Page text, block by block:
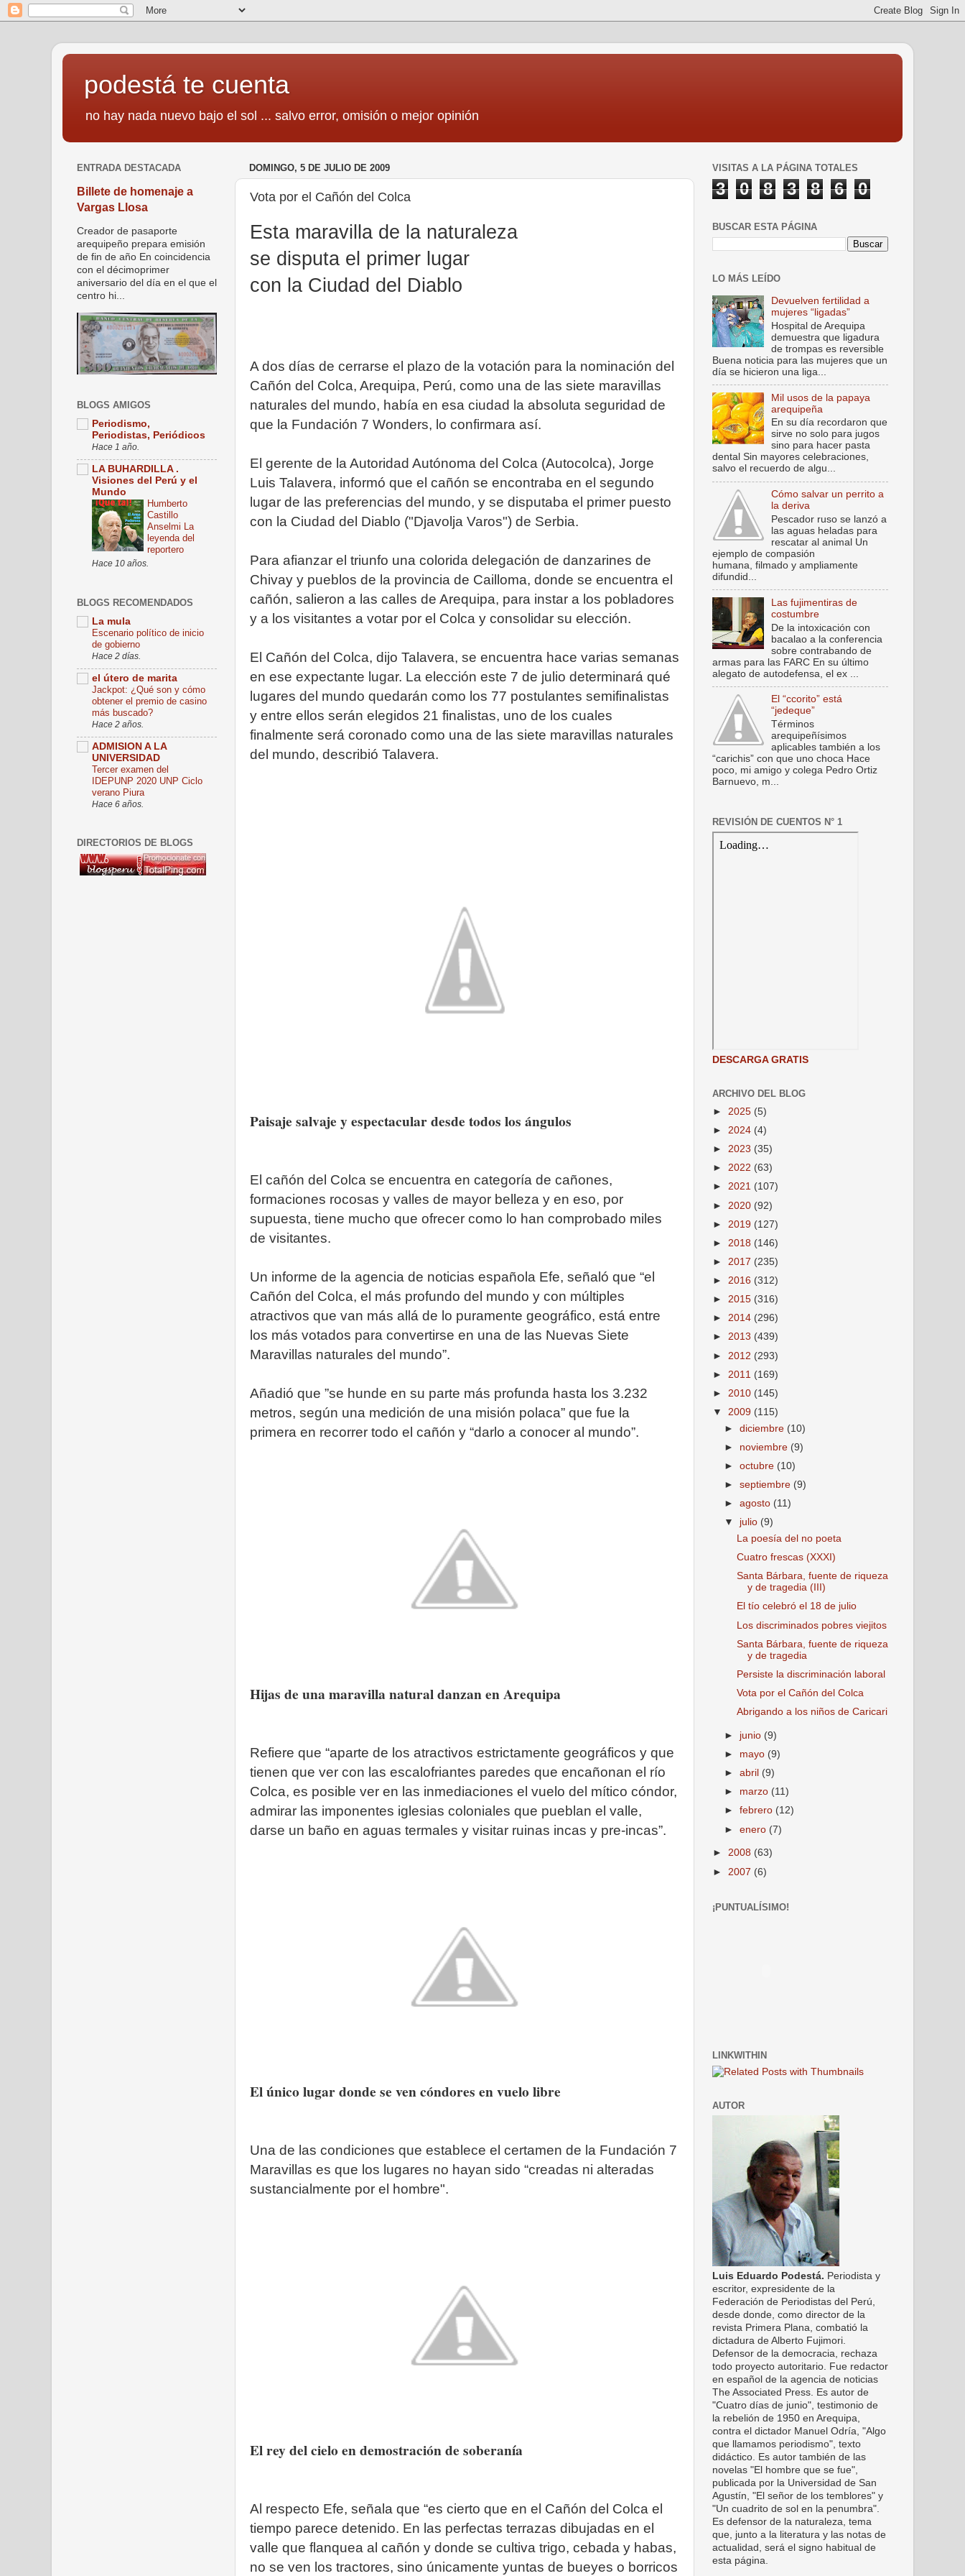
podestá te cuenta
no hay nada nuevo bajo el sol ... salvo error, omisión o mejor opinión
DOMINGO, 5 DE JULIO DE 2009
Vota por el Cañón del Colca
Esta maravilla de la naturaleza
se disputa el primer lugar
con la Ciudad del Diablo
A dos días de cerrarse el plazo de la votación para la nominación del
Cañón del Colca, Arequipa, Perú, como una de las siete maravillas
naturales del mundo, había en esa ciudad la absoluta seguridad de
que la Fundación 7 Wonders, lo confirmara así.
El gerente de la Autoridad Autónoma del Colca (Autocolca), Jorge
Luis Talavera, informó que el cañón se encontraba en el segundo
lugar de las preferencias del mundo, y se disputaba el primer puesto
con la Ciudad del Diablo ("Djavolja Varos") de Serbia.
Para afianzar el triunfo una colorida delegación de danzarines de
Chivay y pueblos de la provincia de Cailloma, donde se encuentra el
cañón, salieron a las calles de Arequipa, para instar a los pobladores
y a los visitantes a votar por el Colca y consolidar su elección.
El Cañón del Colca, dijo Talavera, se encuentra hace varias semanas
en ese expectante lugar. La elección este 7 de julio determinará qué
lugares del mundo quedarán como los 77 postulantes semifinalistas
y entre ellos serán elegidos 21 finalistas, uno de los cuales
finalmente será coronado como una de las siete maravillas naturales
del mundo, describió Talavera.
Paisaje salvaje y espectacular desde todos los ángulos
El cañón del Colca se encuentra en categoría de cañones,
formaciones rocosas y valles de mayor belleza y en eso, por
supuesta, tiene mucho que ofrecer como lo han comprobado miles
de visitantes.
Un informe de la agencia de noticias española Efe, señaló que “el
Cañón del Colca, el más profundo del mundo y con múltiples
atractivos que van más allá de lo puramente geográfico, está entre
los más votados para convertirse en una de las Nuevas Siete
Maravillas naturales del mundo”.
Añadió que ”se hunde en su parte más profunda hasta los 3.232
metros, según una medición de una misión polaca” que fue la
primera en recorrer todo el cañón y “darlo a conocer al mundo”.
Hijas de una maravilla natural danzan en Arequipa
Refiere que “aparte de los atractivos estrictamente geográficos y que
tienen que ver con las escalofriantes paredes que encañonan el río
Colca, es posible ver en las inmediaciones el vuelo del mítico cóndor,
admirar las imponentes iglesias coloniales que pueblan el valle,
darse un baño en aguas termales y visitar ruinas incas y pre-incas”.
El único lugar donde se ven cóndores en vuelo libre
Una de las condiciones que establece el certamen de la Fundación 7
Maravillas es que los lugares no hayan sido “creadas ni alteradas
sustancialmente por el hombre".
El rey del cielo en demostración de soberanía
Al respecto Efe, señala que “es cierto que en el Cañón del Colca el
tiempo parece detenido. En las perfectas terrazas dibujadas en el
valle que flanquea al cañón y donde se cultiva trigo, cebada y habas,
no se ven los tractores, sino únicamente yuntas de bueyes o borricos
ENTRADA DESTACADA
Billete de homenaje a
Vargas Llosa
Creador de pasaporte
arequipeño prepara emisión
de fin de año En coincidencia
con el décimoprimer
aniversario del día en el que el
centro hi...
BLOGS AMIGOS
Periodismo,
Periodistas, Periódicos
Hace 1 año.
LA BUHARDILLA .
Visiones del Perú y el
Mundo
Humberto
Castillo
Anselmi La
leyenda del
reportero
Hace 10 años.
BLOGS RECOMENDADOS
La mula
Escenario político de inicio
de gobierno
Hace 2 días.
el útero de marita
Jackpot: ¿Qué son y cómo
obtener el premio de casino
más buscado?
Hace 2 años.
ADMISION A LA
UNIVERSIDAD
Tercer examen del
IDEPUNP 2020 UNP Ciclo
verano Piura
Hace 6 años.
DIRECTORIOS DE BLOGS
VISITAS A LA PÁGINA TOTALES
3 0 8 3 8 6 0
BUSCAR ESTA PÁGINA
LO MÁS LEÍDO
Devuelven fertilidad a
mujeres “ligadas”
Hospital de Arequipa
demuestra que ligadura
de trompas es reversible
Buena noticia para las mujeres que un
día se hicieron una liga...
Mil usos de la papaya
arequipeña
En su día recordaron que
sirve no solo para jugos
sino para hacer pasta
dental Sin mayores celebraciones,
salvo el recuerdo de algu...
Cómo salvar un perrito a
la deriva
Pescador ruso se lanzó a
las aguas heladas para
rescatar al animal Un
ejemplo de compasión
humana, filmado y ampliamente
difundid...
Las fujimentiras de
costumbre
De la intoxicación con
bacalao a la conferencia
sobre contrabando de
armas para las FARC En su último
alegato de autodefensa, el ex ...
El “ccorito” está
“jedeque”
Términos
arequipeñísimos
aplicables también a los
“carichis” con que uno choca Hace
poco, mi amigo y colega Pedro Ortiz
Barnuevo, m...
REVISIÓN DE CUENTOS N° 1
DESCARGA GRATIS
ARCHIVO DEL BLOG
► 2025 (5)
► 2024 (4)
► 2023 (35)
► 2022 (63)
► 2021 (107)
► 2020 (92)
► 2019 (127)
► 2018 (146)
► 2017 (235)
► 2016 (312)
► 2015 (316)
► 2014 (296)
► 2013 (439)
► 2012 (293)
► 2011 (169)
► 2010 (145)
▼ 2009 (115)
►diciembre (10)
► noviembre (9)
►octubre (10)
►septiembre (9)
►agosto (11)
▼ julio (9)
La poesía del no poeta
Cuatro frescas (XXXI)
Santa Bárbara, fuente de riqueza
y de tragedia (III)
El tío celebró el 18 de julio
Los discriminados pobres viejitos
Santa Bárbara, fuente de riqueza
y de tragedia
Persiste la discriminación laboral
Vota por el Cañón del Colca
Abrigando a los niños de Caricari
► junio (9)
► mayo (9)
►abril (9)
► marzo (11)
►febrero (12)
►enero (7)
► 2008 (63)
► 2007 (6)
¡PUNTUALÍSIMO!
LINKWITHIN
AUTOR
Luis Eduardo Podestá. Periodista y
escritor, expresidente de la
Federación de Periodistas del Perú,
desde donde, como director de la
revista Primera Plana, combatió la
dictadura de Alberto Fujimori.
Defensor de la democracia, rechaza
todo proyecto autoritario. Fue redactor
en español de la agencia de noticias
The Associated Press. Es autor de
"Cuatro días de junio", testimonio de
la rebelión de 1950 en Arequipa,
contra el dictador Manuel Odría, "Algo
que llamamos periodismo", texto
didáctico. Es autor también de las
novelas "El hombre que se fue",
publicada por la Universidad de San
Agustín, "El señor de los temblores" y
"Un cuadrito de sol en la penumbra".
Es defensor de la naturaleza, tema
que, junto a la literatura y las notas de
actualidad, será el signo habitual de
esta página.